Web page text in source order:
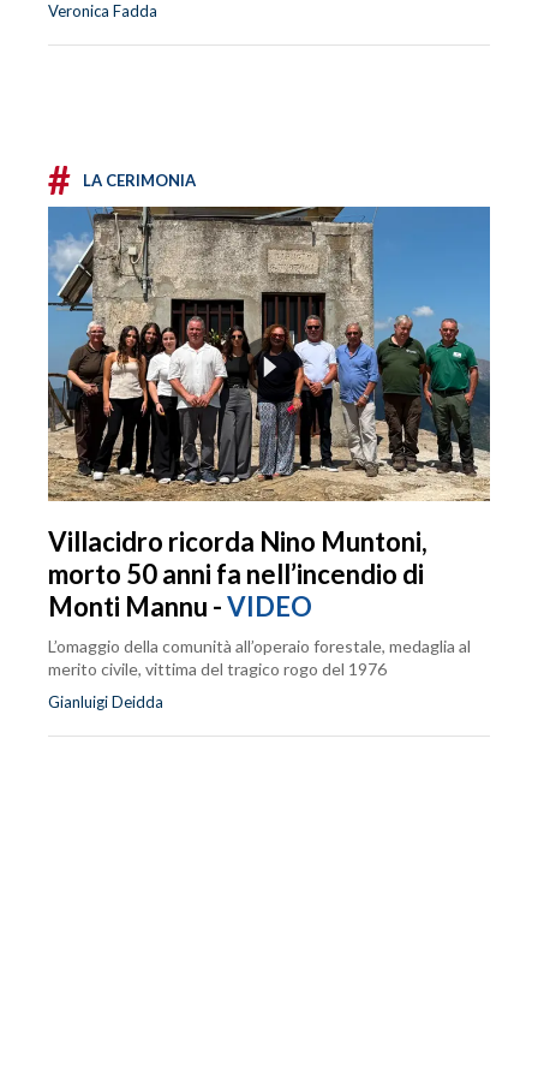
Veronica Fadda
# LA CERIMONIA
Villacidro ricorda Nino Muntoni,
morto 50 anni fa nell’incendio di
Monti Mannu -VIDEO
L’omaggio della comunità all’operaio forestale, medaglia al
merito civile, vittima del tragico rogo del 1976
Gianluigi Deidda